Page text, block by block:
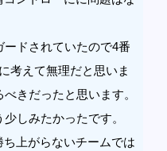
ドされていたので4番
考えて無理だと思いま
きだったと思います。
しみたかったです。
上がらないチームでは